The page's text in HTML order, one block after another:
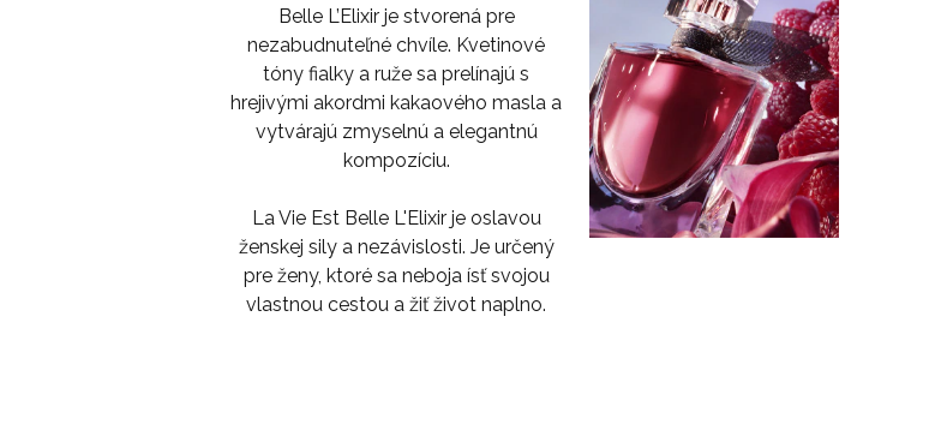
Belle L’Elixirje stvorená pre
nezabudnuteľné chvíle. Kvetinové
tóny fialky a ruže sa prelínajú s
hrejivými akordmi kakaového masla a
vytvárajú zmyselnú a elegantnú
kompozíciu.
La Vie Est Belle L'Elixirje oslavou
ženskej sily a nezávislosti. Je určený
pre ženy, ktoré sa neboja ísť svojou
vlastnou cestou a žiť život naplno.